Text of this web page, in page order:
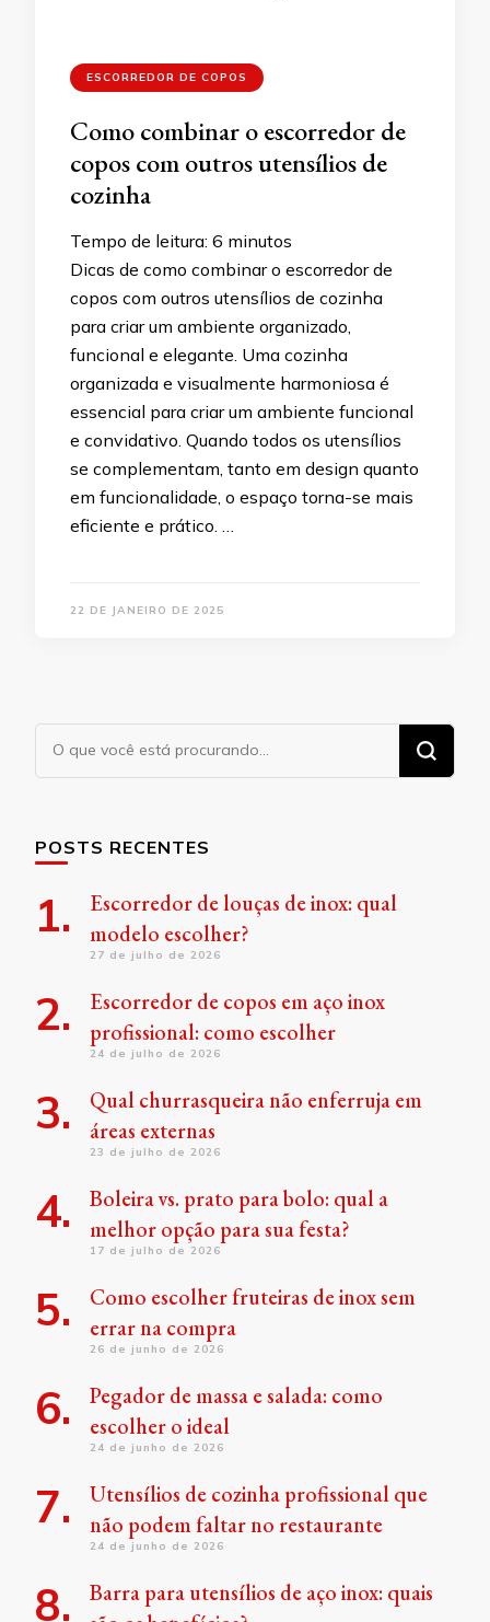
ESCORREDOR DE COPOS
Como combinar o escorredor de
copos com outros utensílios de
cozinha
Tempo de leitura: 6 minutos
Dicas de como combinar o escorredor de
copos com outros utensílios de cozinha
para criar um ambiente organizado,
funcional e elegante. Uma cozinha
organizada e visualmente harmoniosa é
essencial para criar um ambiente funcional
e convidativo. Quando todos os utensílios
se complementam, tanto em design quanto
em funcionalidade, o espaço torna-se mais
eficiente e prático. …
22 DE JANEIRO DE 2025
Procurando
algo?
POSTS RECENTES
Escorredor de louças de inox: qual
modelo escolher?
27 de julho de 2026
Escorredor de copos em aço inox
profissional: como escolher
24 de julho de 2026
Qual churrasqueira não enferruja em
áreas externas
23 de julho de 2026
Boleira vs. prato para bolo: qual a
melhor opção para sua festa?
17 de julho de 2026
Como escolher fruteiras de inox sem
errar na compra
26 de junho de 2026
Pegador de massa e salada: como
escolher o ideal
24 de junho de 2026
Utensílios de cozinha profissional que
não podem faltar no restaurante
24 de junho de 2026
Barra para utensílios de aço inox: quais